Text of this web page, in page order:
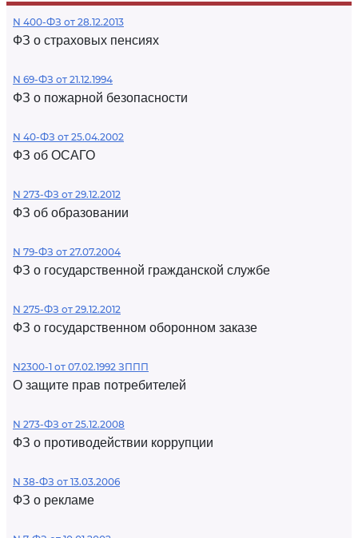
N 400-ФЗ от 28.12.2013
ФЗ о страховых пенсиях
N 69-ФЗ от 21.12.1994
ФЗ о пожарной безопасности
N 40-ФЗ от 25.04.2002
ФЗ об ОСАГО
N 273-ФЗ от 29.12.2012
ФЗ об образовании
N 79-ФЗ от 27.07.2004
ФЗ о государственной гражданской службе
N 275-ФЗ от 29.12.2012
ФЗ о государственном оборонном заказе
N2300-1 от 07.02.1992 ЗППП
О защите прав потребителей
N 273-ФЗ от 25.12.2008
ФЗ о противодействии коррупции
N 38-ФЗ от 13.03.2006
ФЗ о рекламе